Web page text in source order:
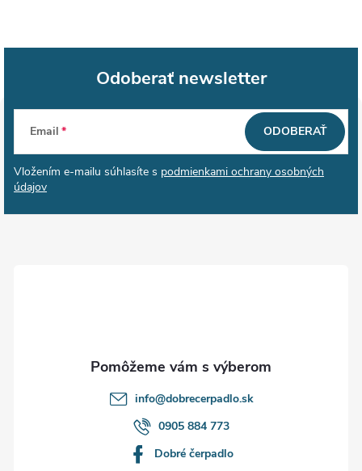
Z
á
p
Odoberať newsletter
Email
Vložením e-mailu súhlasíte s podmienkami ochrany osobných
údajov
ODOBERAŤ
info@dobrecerpadlo.sk
0905 884 773
Dobré čerpadlo